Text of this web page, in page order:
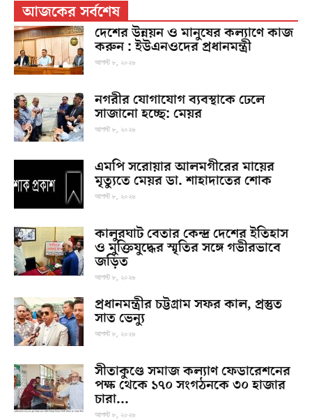
আজকের সর্বশেষ
দেশের উন্নয়ন ও মানুষের কল্যাণে কাজ
করুন : ইউএনওদের প্রধানমন্ত্রী
আগস্ট ৮, ২০২৬
নগরীর যোগাযোগ ব্যবস্থাকে ঢেলে
সাজানো হচ্ছে: মেয়র
আগস্ট ৮, ২০২৬
এমপি সরোয়ার আলমগীরের মায়ের
মৃত্যুতে মেয়র ডা. শাহাদাতের শোক
আগস্ট ৮, ২০২৬
কালুরঘাট বেতার কেন্দ্র দেশের ইতিহাস
ও মুক্তিযুদ্ধের স্মৃতির সঙ্গে গভীরভাবে
জড়িত
আগস্ট ৮, ২০২৬
প্রধানমন্ত্রীর চট্টগ্রাম সফর কাল, প্রস্তুত
সাত ভেন্যু
আগস্ট ৮, ২০২৬
সীতাকুণ্ডে সমাজ কল্যাণ ফেডারেশনের
পক্ষ থেকে ১৭০ সংগঠনকে ৩০ হাজার
চারা...
আগস্ট ৮, ২০২৬